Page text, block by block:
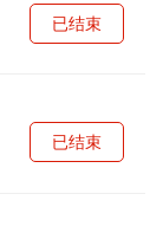
已结束
已结束